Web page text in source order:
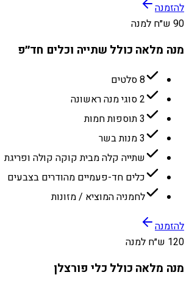
להזמנה
90 ש״ח למנה
מנה מלאה כולל שתייה וכלים חד״פ
8 סלטים
2 סוגי מנה ראשונה
3 תוספות חמות
3 מנות בשר
שתייה קלה מבית קוקה קולה ופריגת
כלים חד-פעמיים מהודרים בצבעים
לחמניה המוציא / מזונות
להזמנה
120 ש״ח למנה
מנה מלאה כולל כלי פורצלן